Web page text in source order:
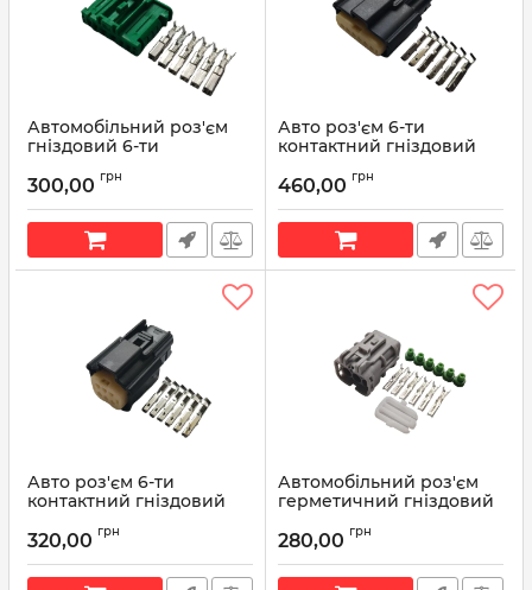
Автомобільний роз'єм
гніздовий 6-ти
MOLEX 98821-1065
Артикул: 98821-1065
300,00 грн
Авто роз'єм 6-ти
контактний гніздовий
33471-0601
Артикул: 33471-0601
460,00 грн
Авто роз'єм 6-ти
контактний гніздовий
Артикул: 33472-0601
320,00 грн
Автомобільний роз'єм
герметичний гніздовий
мм аналог YAZAKI 7123-
Артикул: 7123-7464-40
280,00 грн